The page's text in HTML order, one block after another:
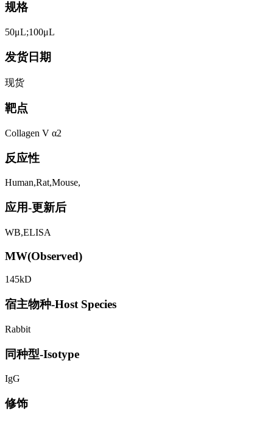
规格
50μL;100μL
发货日期
现货
靶点
Collagen V α2
反应性
Human,Rat,Mouse,
应用-更新后
WB,ELISA
MW(Observed)
145kD
宿主物种-Host Species
Rabbit
同种型-Isotype
IgG
修饰